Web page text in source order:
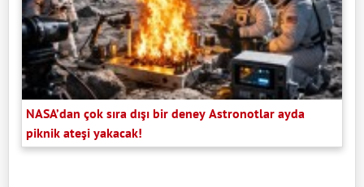
NASA’dan çok sıra dışı bir deney Astronotlar ayda
piknik ateşi yakacak!